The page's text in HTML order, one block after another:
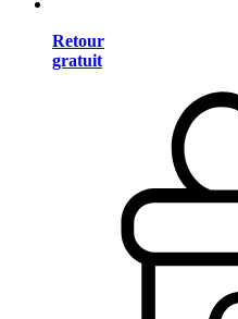
Retour
gratuit